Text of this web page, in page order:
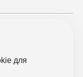
данных
для